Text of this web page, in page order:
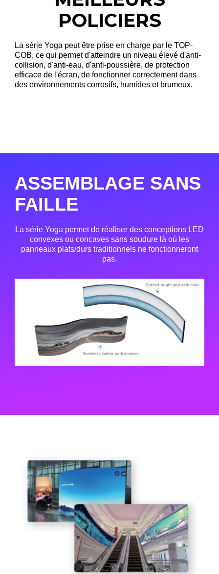
POLICIERS
La série Yoga peut être prise en charge par le TOP-
COB, ce qui permet d'atteindre un niveau élevé d'anti-
collision, d'anti-eau, d'anti-poussière, de protection
efficace de l'écran, de fonctionner correctement dans
des environnements corrosifs, humides et brumeux.
ASSEMBLAGE SANS
FAILLE
La série Yoga permet de réaliser des conceptions LED
convexes ou concaves sans soudure là où les
panneaux plats/durs traditionnels ne fonctionneront
pas.